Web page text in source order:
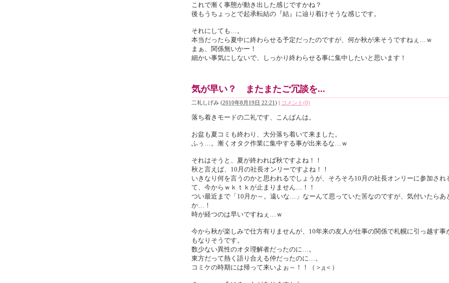
これで漸く事態が動き出した感じですかね？
後もうちょっとで起承転結の『結』に辿り着けそうな感じです。
それにしても…。
本当だったら夏中に終わらせる予定だったのですが、何か秋が来そうですねぇ…ｗ
まぁ、関係無いかー！
細かい事気にしないで、しっかり終わらせる事に集中したいと思います！
気が早い？ またまたご冗談を...
二礼しげみ (2010年8月19日 22:21) | コメント(0)
落ち着きモードの二礼です、こんばんは。
お盆も夏コミも終わり、大分落ち着いて来ました。
ふぅ…。漸くオタク作業に集中する事が出来るな…ｗ
それはそうと、夏が終われば秋ですよね！！
秋と言えば、10月の社長オンリーですよね！！
いきなり何を言うのかと思われるでしょうが、そろそろ10月の社長オンリーに参加され
て、今からｗｋｔｋが止まりません…！！
つい最近まで「10月か～。遠いな…」なーんて思っていた筈なのですが、気付いたらあ
か…！
時が経つのは早いですねぇ…ｗ
今から秋が楽しみで仕方有りませんが、10年来の友人が仕事の関係で札幌に引っ越す事
もなりそうです。
数少ない異性のオタ理解者だったのに…。
東方だって熱く語り合える仲だったのに…。
コミケの時期には帰って来いよぉ～！！（＞д＜）